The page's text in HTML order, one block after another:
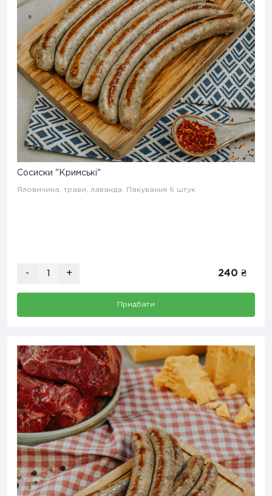
Сосиски "Кримські"
Яловичина, трави, лаванда. Пакування 6 штук
- + 240 ₴
Придбати